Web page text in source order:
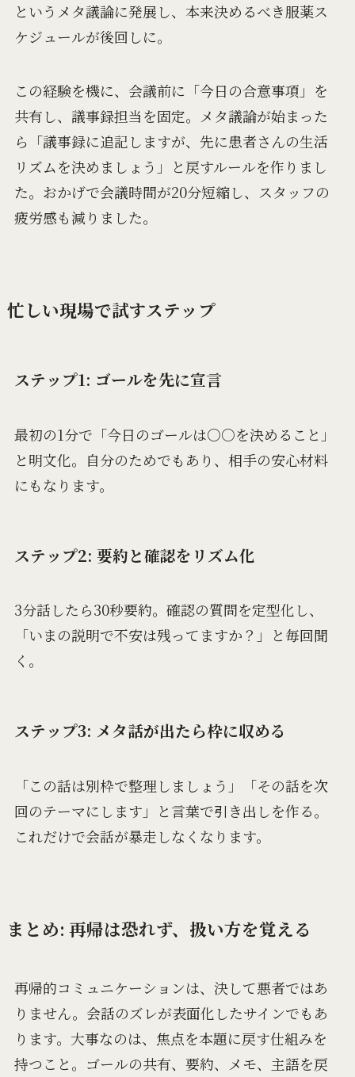
というメタ議論に発展し、本来決めるべき服薬ス
ケジュールが後回しに。
この経験を機に、会議前に「今日の合意事項」を
共有し、議事録担当を固定。メタ議論が始まった
ら「議事録に追記しますが、先に患者さんの生活
リズムを決めましょう」と戻すルールを作りまし
た。おかげで会議時間が20分短縮し、スタッフの
疲労感も減りました。
忙しい現場で試すステップ
ステップ1: ゴールを先に宣言
最初の1分で「今日のゴールは○○を決めること」
と明文化。自分のためでもあり、相手の安心材料
にもなります。
ステップ2: 要約と確認をリズム化
3分話したら30秒要約。確認の質問を定型化し、
「いまの説明で不安は残ってますか？」と毎回聞
く。
ステップ3: メタ話が出たら枠に収める
「この話は別枠で整理しましょう」「その話を次
回のテーマにします」と言葉で引き出しを作る。
これだけで会話が暴走しなくなります。
まとめ: 再帰は恐れず、扱い方を覚える
再帰的コミュニケーションは、決して悪者ではあ
りません。会話のズレが表面化したサインでもあ
ります。大事なのは、焦点を本題に戻す仕組みを
持つこと。ゴールの共有、要約、メモ、主語を戻